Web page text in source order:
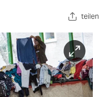
teilen